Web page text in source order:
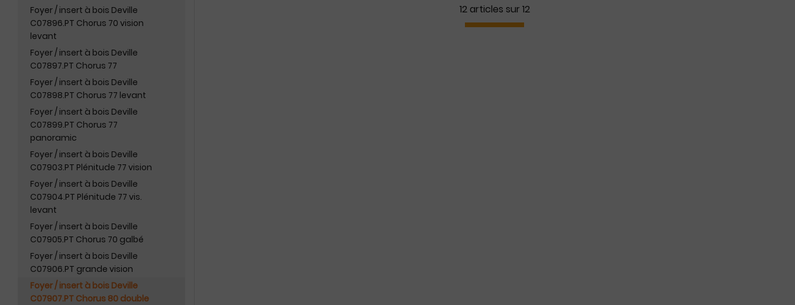
Foyer / insert à bois Deville
C07896.PT Chorus 70 vision
levant
Foyer / insert à bois Deville
C07897.PT Chorus 77
Foyer / insert à bois Deville
C07898.PT Chorus 77 levant
Foyer / insert à bois Deville
C07899.PT Chorus 77
panoramic
Foyer / insert à bois Deville
C07903.PT Plénitude 77 vision
Foyer / insert à bois Deville
C07904.PT Plénitude 77 vis.
levant
Foyer / insert à bois Deville
C07905.PT Chorus 70 galbé
Foyer / insert à bois Deville
C07906.PT grande vision
Foyer / insert à bois Deville
C07907.PT Chorus 80 double
12 articles sur 12